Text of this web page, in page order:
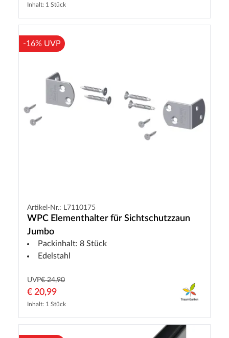
Inhalt: 1 Stück
-16% UVP
Artikel-Nr.: L7110175
WPC Elementhalter für Sichtschutzzaun
Jumbo
Packinhalt: 8 Stück
Edelstahl
UVP€ 24,90
€ 20,99
Inhalt: 1 Stück